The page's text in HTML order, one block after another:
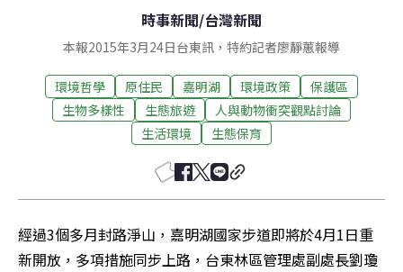
時事新聞/台灣新聞
本報2015年3月24日台東訊，特約記者廖靜蕙報導
環境哲學 原住民 嘉明湖 環境政策
保護區
生物多樣性
生態旅遊
人與動物衝突觀點討論
生活環境
生態保育
經過3個多月封路淨山，嘉明湖國家步道即將於4月1日重
新開放，多項措施同步上路，台東林區管理處副處長劉瓊